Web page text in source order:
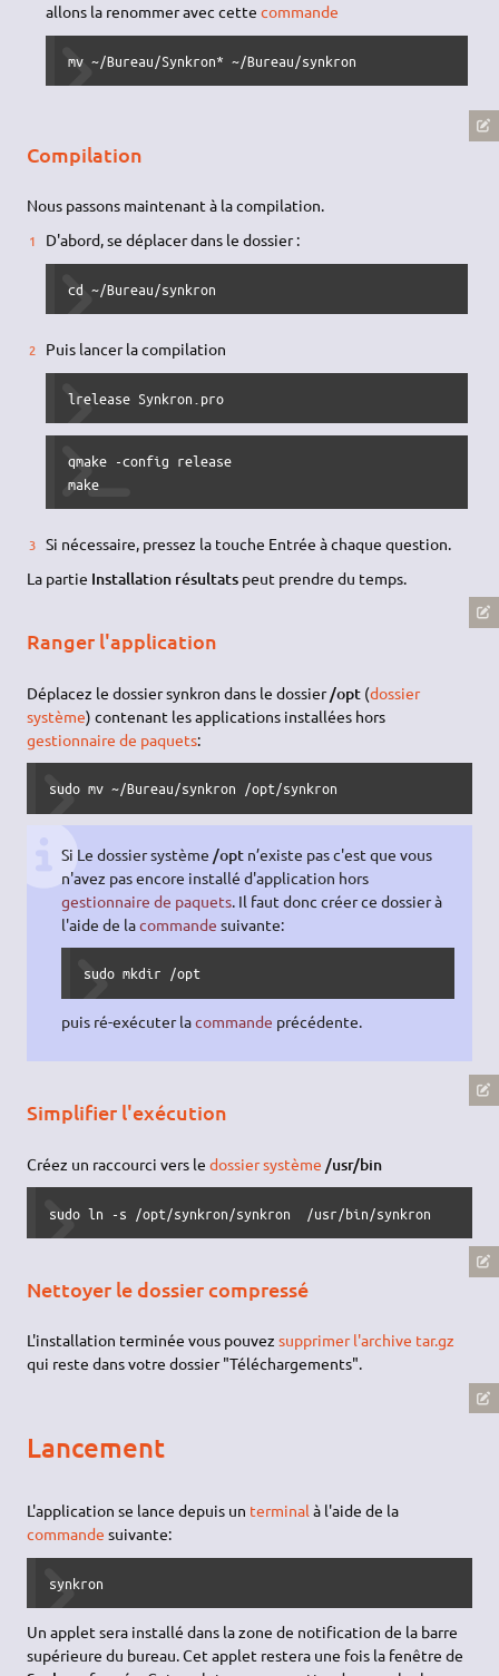
allons la renommer avec cette commande
mv ~/Bureau/Synkron* ~/Bureau/synkron
Compilation
Nous passons maintenant à la compilation.
D'abord, se déplacer dans le dossier :
cd ~/Bureau/synkron
Puis lancer la compilation
lrelease Synkron.pro
qmake -config release
make
Si nécessaire, pressez la touche Entrée à chaque question.
La partie Installation résultats peut prendre du temps.
Ranger l'application
Déplacez le dossier synkron dans le dossier/opt (dossier
système) contenant les applications installées hors
gestionnaire de paquets:
sudo mv ~/Bureau/synkron /opt/synkron
Si Le dossier système /optn’existe pas c'est que vous
n'avez pas encore installé d'application hors
gestionnaire de paquets. Il faut donc créer ce dossier à
l'aide de lacommande suivante:
sudo mkdir /opt
puis ré-exécuter lacommande précédente.
Simplifier l'exécution
Créez un raccourci vers ledossier système /usr/bin
sudo ln -s /opt/synkron/synkron  /usr/bin/synkron
Nettoyer le dossier compressé
L'installation terminée vous pouvezsupprimer l'archive tar.gz
qui reste dans votre dossier "Téléchargements".
Lancement
L'application se lance depuis un terminal à l'aide de la
commande suivante:
synkron
Un applet sera installé dans la zone de notification de la barre
supérieure du bureau. Cet applet restera une fois la fenêtre de